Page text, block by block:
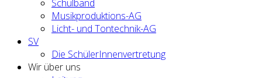
Schulband
Musikproduktions-AG
Licht- und Tontechnik-AG
SV
Die SchülerInnenvertretung
Wir über uns